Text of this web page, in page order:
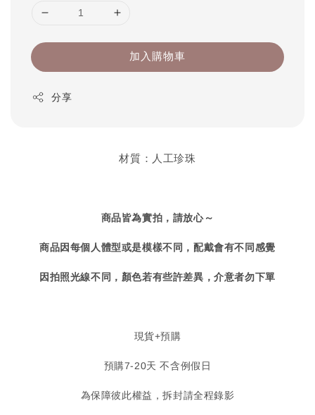
加入購物車
分享
材質：人工珍珠
商品皆為實拍，請放心～
商品因每個人體型或是模樣不同，配戴會有不同感覺
因拍照光線不同，顏色若有些許差異，介意者勿下單
現貨+預購
預購7-20天 不含例假日
為保障彼此權益，拆封請全程錄影